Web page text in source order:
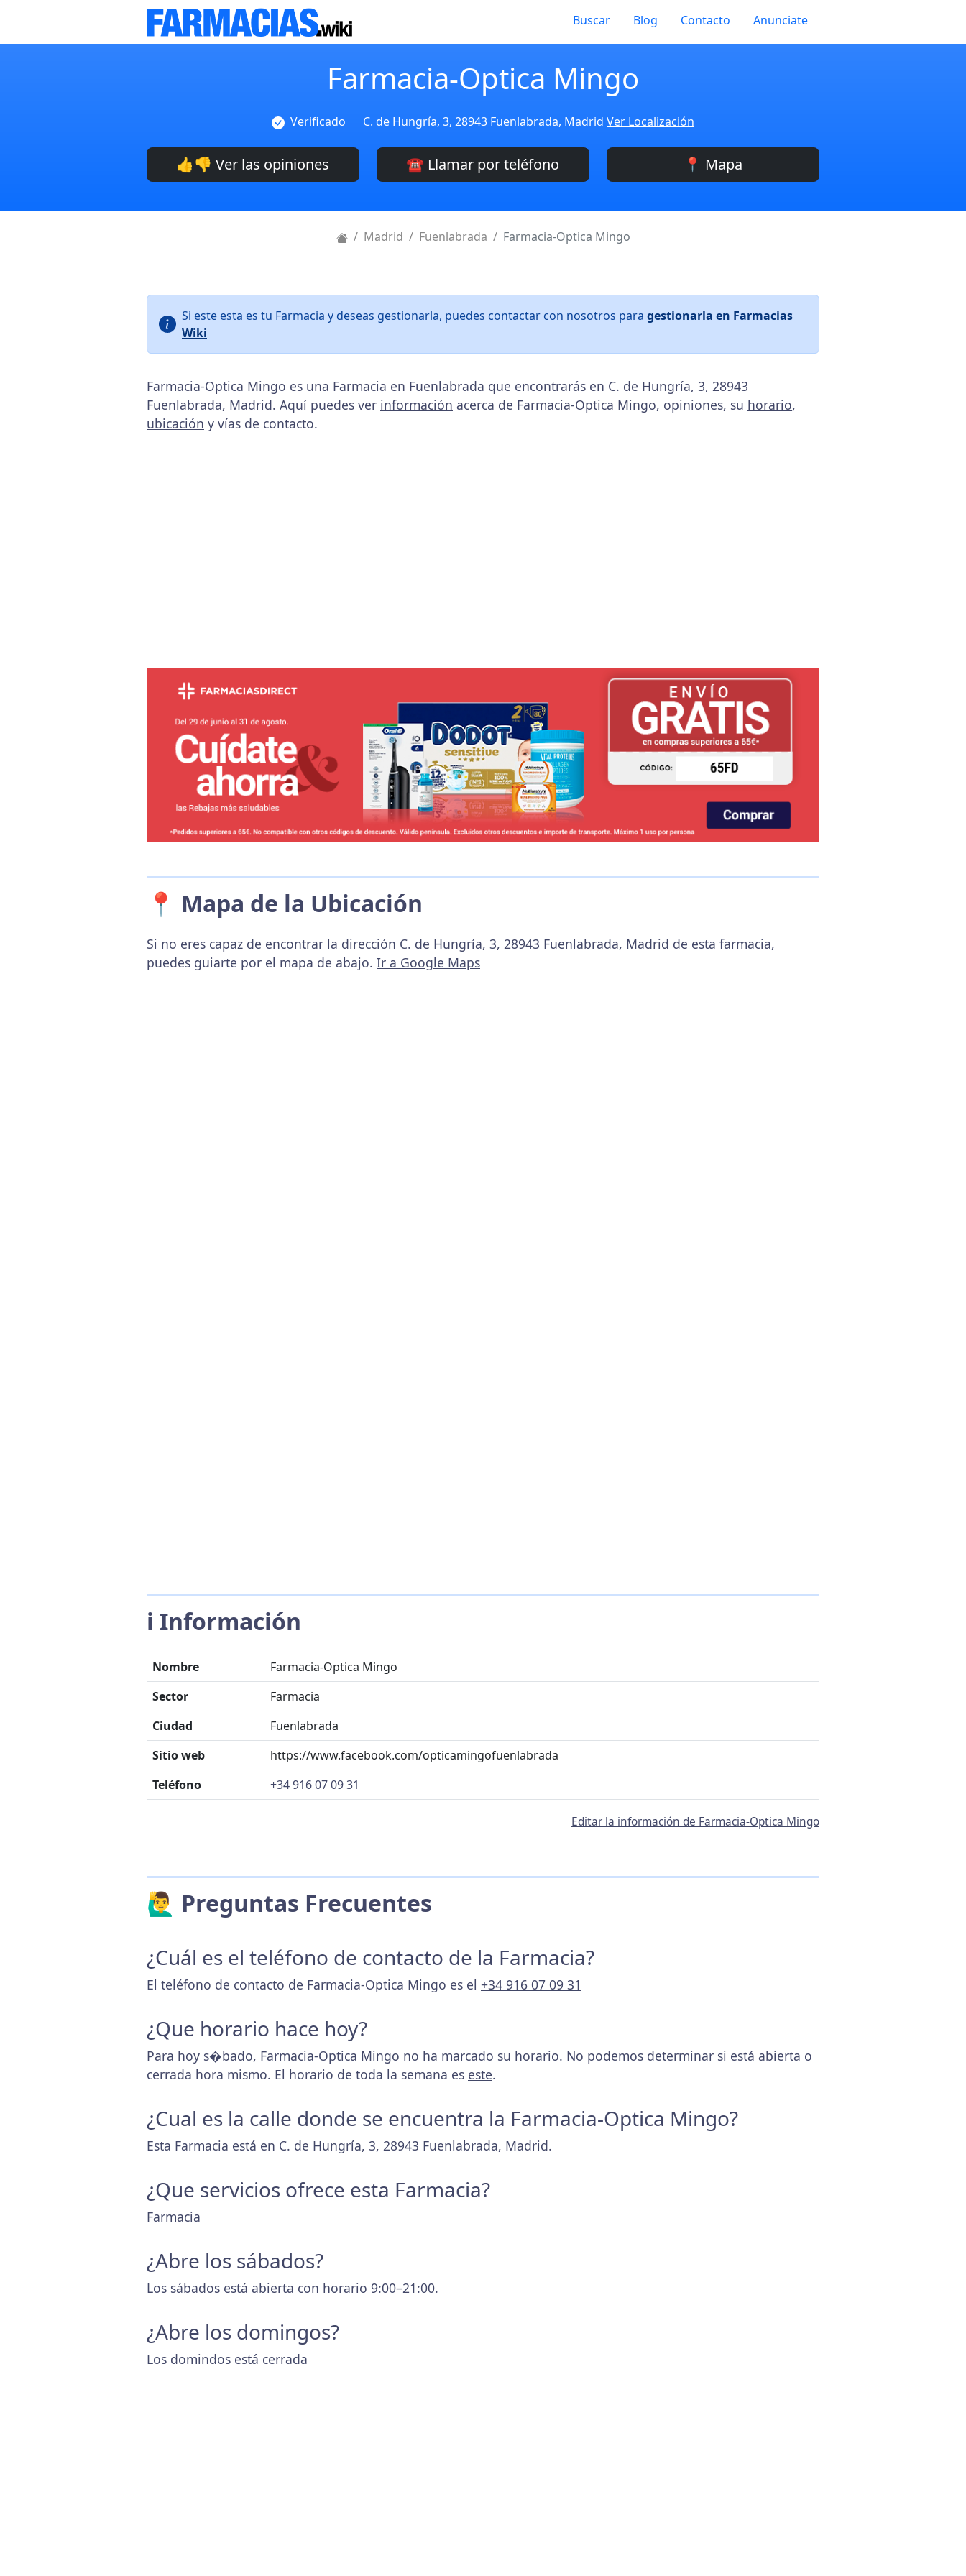
Buscar Blog Contacto Anunciate
Farmacia-Optica Mingo
Verificado C. de Hungría, 3, 28943 Fuenlabrada, Madrid Ver Localización
👍👎 Ver las opiniones ☎️ Llamar por teléfono 📍 Mapa
Madrid Fuenlabrada Farmacia-Optica Mingo
Si este esta es tu Farmacia y deseas gestionarla, puedes contactar con nosotros para gestionarla en Farmacias
Wiki
Farmacia-Optica Mingo es una Farmacia en Fuenlabrada que encontrarás en C. de Hungría, 3, 28943
Fuenlabrada, Madrid. Aquí puedes ver información acerca de Farmacia-Optica Mingo, opiniones, su horario,
ubicación y vías de contacto.
📍 Mapa de la Ubicación
Si no eres capaz de encontrar la dirección C. de Hungría, 3, 28943 Fuenlabrada, Madrid de esta farmacia,
puedes guiarte por el mapa de abajo. Ir a Google Maps
ℹ️ Información
Nombre
Farmacia-Optica Mingo
Sector
Farmacia
Ciudad
Fuenlabrada
Sitio web
https://www.facebook.com/opticamingofuenlabrada
Teléfono
+34 916 07 09 31
Editar la información de Farmacia-Optica Mingo
🙋‍♂️ Preguntas Frecuentes
¿Cuál es el teléfono de contacto de la Farmacia?
El teléfono de contacto de Farmacia-Optica Mingo es el +34 916 07 09 31
¿Que horario hace hoy?
Para hoy s�bado, Farmacia-Optica Mingo no ha marcado su horario. No podemos determinar si está abierta o
cerrada hora mismo. El horario de toda la semana es este.
¿Cual es la calle donde se encuentra la Farmacia-Optica Mingo?
Esta Farmacia está en C. de Hungría, 3, 28943 Fuenlabrada, Madrid.
¿Que servicios ofrece esta Farmacia?
Farmacia
¿Abre los sábados?
Los sábados está abierta con horario 9:00–21:00.
¿Abre los domingos?
Los domindos está cerrada